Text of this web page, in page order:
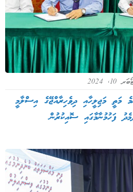
2024
މަތީ މަޖިލީހާއި ދިވެހިރާއްޖޭގެ އިސްލާމީ
ފަހުމުނާމާގައި ސޮއިކުރުން